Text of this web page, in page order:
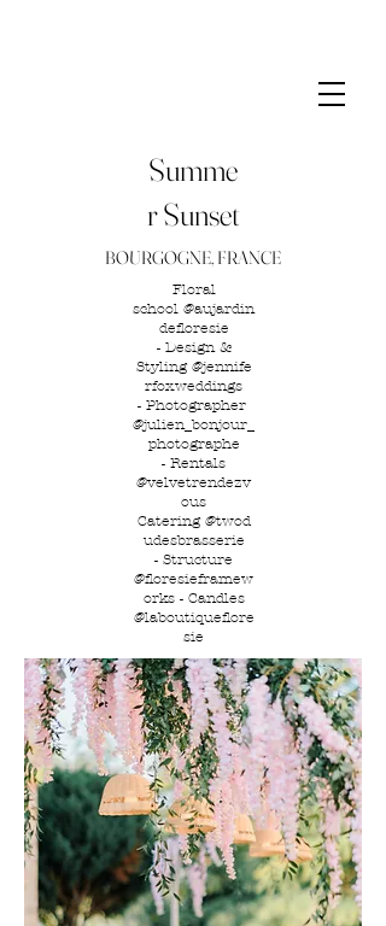
Summe
r Sunset
BOURGOGNE, FRANCE
Floral
school @aujardin
defloresie
- Design &
Styling @jennife
rfoxweddings
- Photographer
@julien_bonjour_
photographe
- Rentals
@velvetrendezv
ous
Catering @twod
udesbrasserie
- Structure
@floresieframew
orks - Candles
@laboutiqueflore
sie